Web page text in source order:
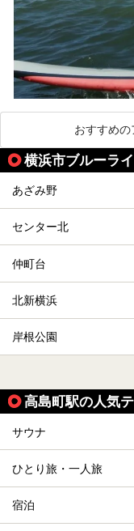
おすすめ
横浜市ブルーラ
あざみ野
センター北
仲町台
北新横浜
岸根公園
高島町駅の人気
サウナ
ひとり旅・一人旅
宿泊